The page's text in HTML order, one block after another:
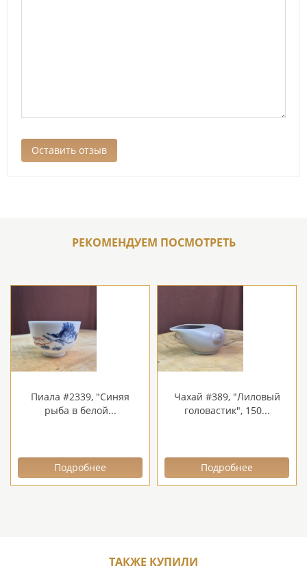
РЕКОМЕНДУЕМ ПОСМОТРЕТЬ
Пиала #2339, "Синяя
рыба в белой...
Подробнее
Чахай #389, "Лиловый
головастик", 150...
Подробнее
ТАКЖЕ КУПИЛИ